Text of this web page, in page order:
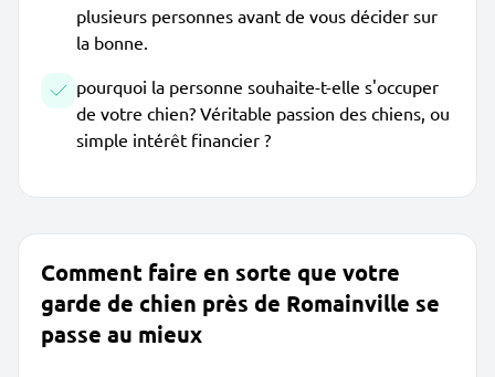
plusieurs personnes avant de vous décider sur
la bonne.
pourquoi la personne souhaite-t-elle s'occuper
de votre chien? Véritable passion des chiens, ou
simple intérêt financier ?
Comment faire en sorte que votre
garde de chien près de Romainville se
passe au mieux